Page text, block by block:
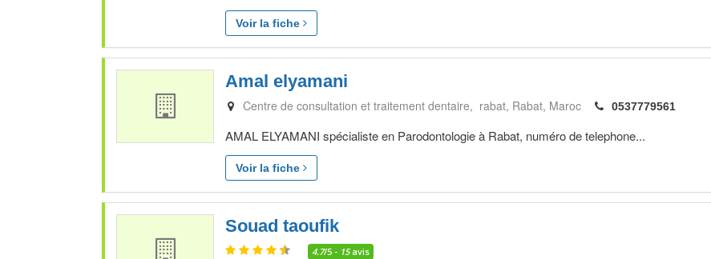
Voir la fiche
Amal elyamani
Centre de consultation et traitement dentaire, rabat Rabat Maroc 0537779561
AMAL ELYAMANI spécialiste en Parodontologie à Rabat, numéro de telephone...
Voir la fiche
Souad taoufik
4.7/5 - 15avis